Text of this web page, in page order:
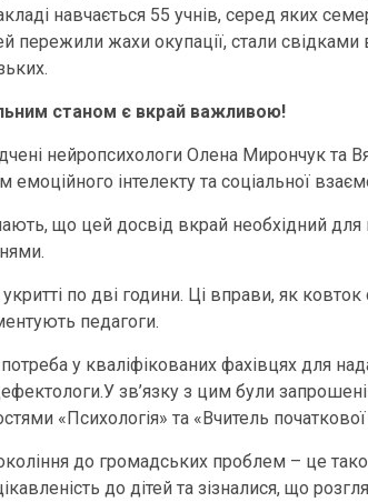
навчається 55 учнів, серед яких
пережили жахи окупації, стали свідками
станом є вкрай важливою!
нейропсихологи Олена Мирончук та
емоційного інтелекту та соціальної
що цей досвід вкрай необхідний для
по дві години. Ці вправи, як
педагоги.
потреба у кваліфікованих фахівцях для
зв’язку з цим були
«Психологія» та «Вчитель початкової
до громадських проблем – це
до дітей та зізналися, що